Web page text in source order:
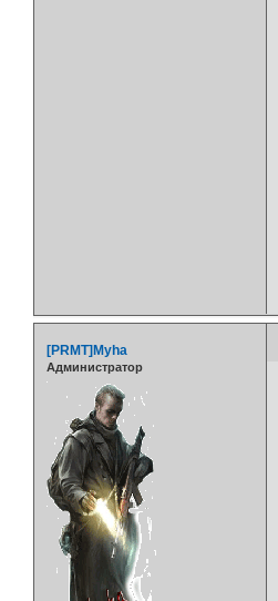
[PRMT]Myha
Администратор